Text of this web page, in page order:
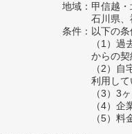
地域：甲信越・
石川県、
条件：以下の
（1）
からの契
（2）
利用して
（3）3
（4）企
（5）料